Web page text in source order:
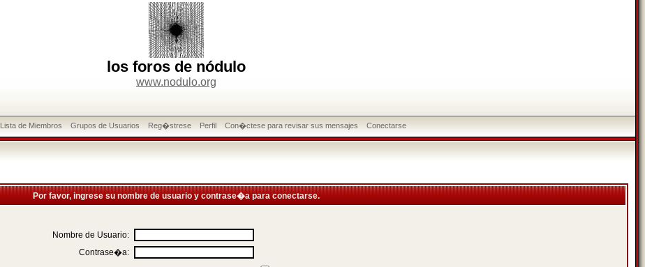
los foros de nódulo
www.nodulo.org
Lista de Miembros Grupos de Usuarios Reg�strese Perfil Con�ctese para revisar sus mensajes Conectarse
Por favor, ingrese su nombre de usuario y contrase�a para conectarse.
Nombre de Usuario:
Contrase�a: